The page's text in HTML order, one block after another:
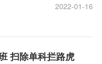
2022-01-16
扫除单科拦路虎